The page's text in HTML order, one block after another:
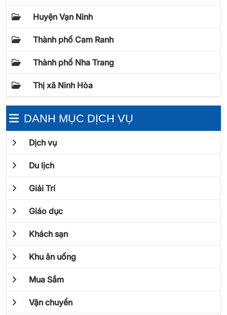
Huyện Vạn Ninh
Thành phố Cam Ranh
Thành phố Nha Trang
Thị xã Ninh Hòa
DANH MỤC DỊCH VỤ
Dịch vụ
Du lịch
Giải Trí
Giáo dục
Khách sạn
Khu ăn uống
Mua Sắm
Vận chuyển